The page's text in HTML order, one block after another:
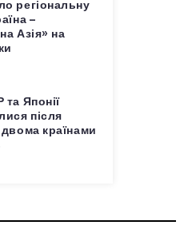
регіональну
–
Азія» на
Японії
після
країнами